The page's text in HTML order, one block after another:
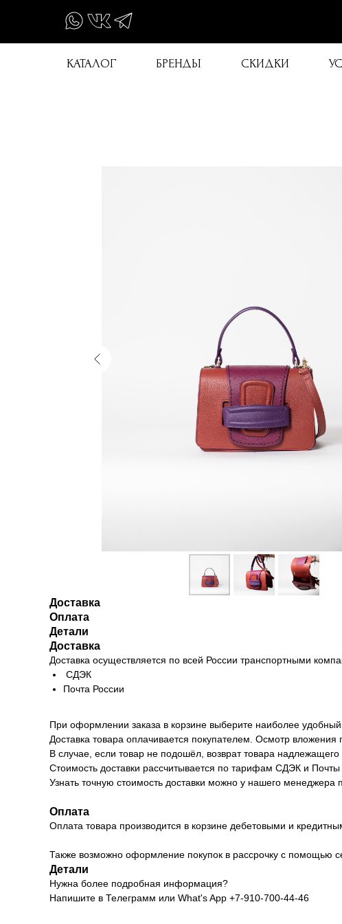
КАТАЛОГ БРЕНДЫ СКИДКИ
Доставка
Оплата
Детали
Доставка
Доставка осуществляется по всей России транспортными
СДЭК
Почта России
При оформлении заказа в корзине выберите наиболее удобный
Доставка товара оплачивается покупателем. Осмотр вложения
В случае, если товар не подошёл, возврат товара надлежащего
Стоимость доставки рассчитывается по тарифам СДЭК и Почты
Узнать точную стоимость доставки можно у нашего менеджера
Оплата
Оплата товара производится в корзине дебетовыми и
Также возможно оформление покупок в рассрочку с помощью
Детали
Нужна более подробная информация?
Напишите в Телеграмм или What's App +7-910-700-44-46